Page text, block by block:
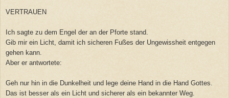
VERTRAUEN
Ich sagte zu dem Engel der an der Pforte stand.
Gib mir ein Licht, damit ich sicheren Fußes der Ungewissheit entgegen
gehen kann.
Aber er antwortete:
Geh nur hin in die Dunkelheit und lege deine Hand in die Hand Gottes.
Das ist besser als ein Licht und sicherer als ein bekannter Weg.